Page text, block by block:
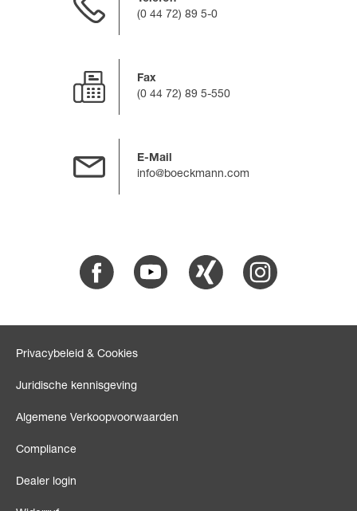
(0 44 72) 89 5-0
Fax
(0 44 72) 89 5-550
E-Mail
info@boeckmann.com
Facebook Youtube Xing Instagram
Privacybeleid & Cookies
Juridische kennisgeving
Algemene Verkoopvoorwaarden
Compliance
Dealer login